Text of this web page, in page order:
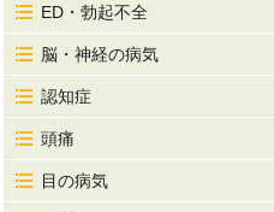
ED・勃起不全
脳・神経の病気
認知症
頭痛
目の病気